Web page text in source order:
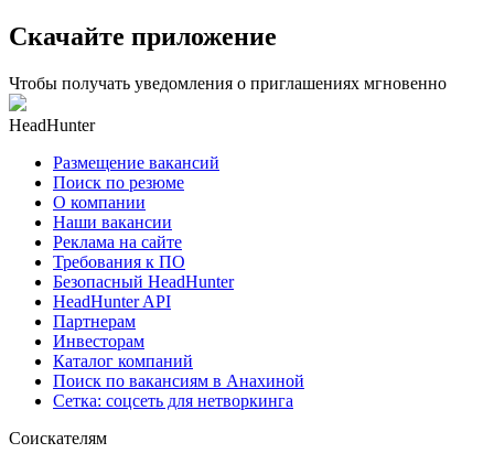
Скачайте приложение
Чтобы получать уведомления о приглашениях мгновенно
HeadHunter
Размещение вакансий
Поиск по резюме
О компании
Наши вакансии
Реклама на сайте
Требования к ПО
Безопасный HeadHunter
HeadHunter API
Партнерам
Инвесторам
Каталог компаний
Поиск по вакансиям в Анахиной
Сетка: соцсеть для нетворкинга
Соискателям